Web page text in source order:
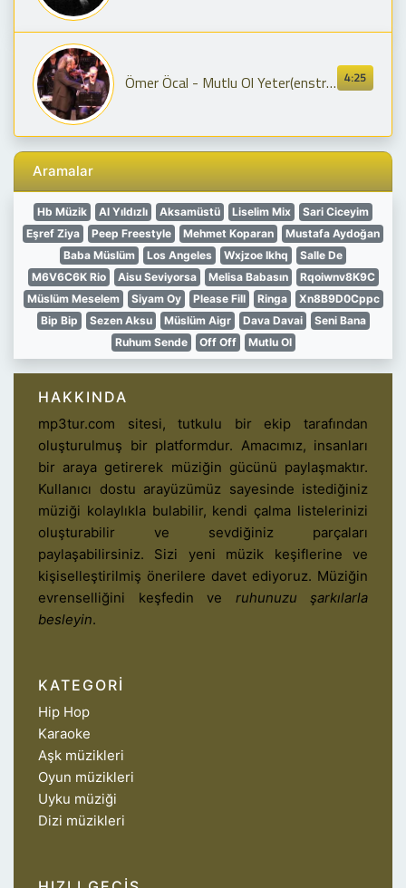
4:25
Ömer Öcal - Mutlu Ol Yeter(enstrümantal)-Keman-Ömer Öcal Mozaik Sanat Topluluğu
Aramalar
Hb Müzik Al Yıldızlı Aksamüstü Liselim Mix
Sari Ciceyim
Eşref Ziya
Peep Freestyle Mehmet Koparan
Mustafa Aydoğan
Baba Müslüm
Los Angeles Wxjzoe Ikhq
Salle De
M6V6C6K Rio
Aisu Seviyorsa Melisa Babasın
Rqoiwnv8K9C
Müslüm Meselem
Siyam Oy Please Fill Ringa
Xn8B9D0Cppc
Bip Bip
Sezen Aksu Müslüm Aigr Dava Davai
Seni Bana
Ruhum Sende
Off Off Mutlu Ol
HAKKINDA
mp3tur.com sitesi, tutkulu bir ekip tarafından
oluşturulmuş bir platformdur. Amacımız, insanları
bir araya getirerek müziğin gücünü paylaşmaktır.
Kullanıcı dostu arayüzümüz sayesinde istediğiniz
müziği kolaylıkla bulabilir, kendi çalma listelerinizi
oluşturabilir ve sevdiğiniz parçaları
paylaşabilirsiniz. Sizi yeni müzik keşiflerine ve
kişiselleştirilmiş önerilere davet ediyoruz. Müziğin
evrenselliğini keşfedin ve ruhunuzu şarkılarla
besleyin.
KATEGORI
Hip Hop
Karaoke
Aşk müzikleri
Oyun müzikleri
Uyku müziği
Dizi müzikleri